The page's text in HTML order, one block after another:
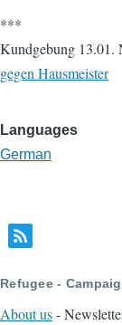
***
Kundgebung 13.01.
gegen Hausmeister
Languages
German
Refugee -
About us-